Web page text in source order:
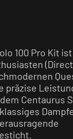
100 Pro Kit
(Direct
Centaurus